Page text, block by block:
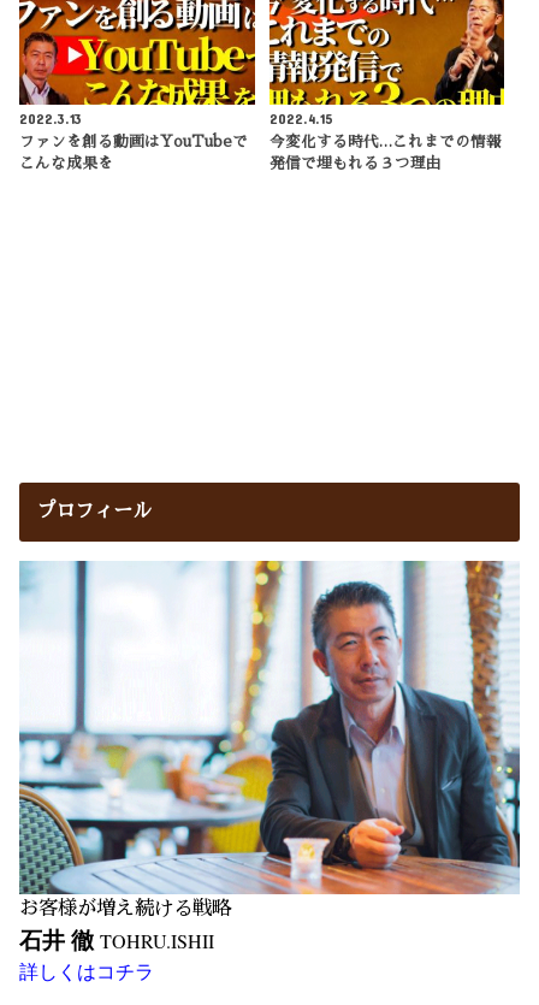
2022.3.13
ファンを創る動画はYouTubeで
こんな成果を
2022.4.15
今変化する時代…これまでの情報
発信で埋もれる３つ理由
プロフィール
お客様が増え続ける戦略
石井 徹 TOHRU.ISHII
詳しくはコチラ